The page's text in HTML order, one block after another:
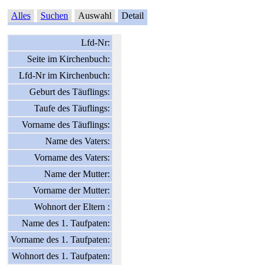
Alles Suchen Auswahl Detail
Lfd-Nr:
Seite im Kirchenbuch:
Lfd-Nr im Kirchenbuch:
Geburt des Täuflings:
Taufe des Täuflings:
Vorname des Täuflings:
Name des Vaters:
Vorname des Vaters:
Name der Mutter:
Vorname der Mutter:
Wohnort der Eltern :
Name des 1. Taufpaten:
Vorname des 1. Taufpaten:
Wohnort des 1. Taufpaten: